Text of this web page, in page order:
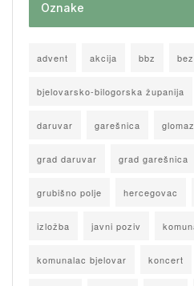
Oznake
advent akcija bbz
bjelovarsko-bilogorska županija
daruvar garešnica
grad daruvar grad garešnica
grubišno polje hercegovac
izložba javni poziv
komunalac bjelovar koncert